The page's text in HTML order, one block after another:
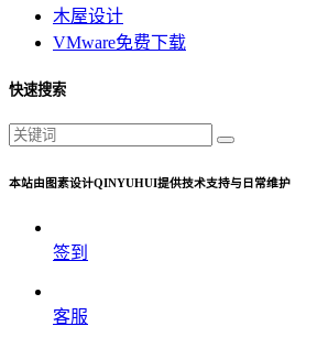
木屋设计
VMware免费下载
快速搜索
本站由图素设计QINYUHUI提供技术支持与日常维护
签到
客服